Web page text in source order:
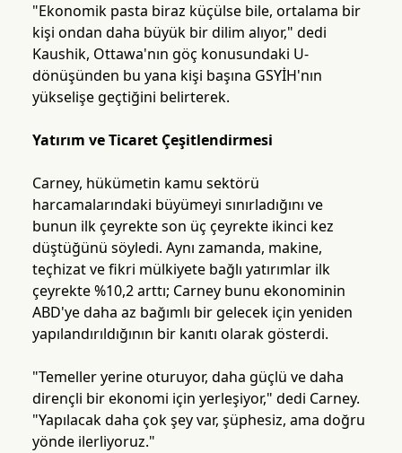
"Ekonomik pasta biraz küçülse bile, ortalama bir
kişi ondan daha büyük bir dilim alıyor," dedi
Kaushik, Ottawa'nın göç konusundaki U-
dönüşünden bu yana kişi başına GSYİH'nın
yükselişe geçtiğini belirterek.
Yatırım ve Ticaret Çeşitlendirmesi
Carney, hükümetin kamu sektörü
harcamalarındaki büyümeyi sınırladığını ve
bunun ilk çeyrekte son üç çeyrekte ikinci kez
düştüğünü söyledi. Aynı zamanda, makine,
teçhizat ve fikri mülkiyete bağlı yatırımlar ilk
çeyrekte %10,2 arttı; Carney bunu ekonominin
ABD'ye daha az bağımlı bir gelecek için yeniden
yapılandırıldığının bir kanıtı olarak gösterdi.
"Temeller yerine oturuyor, daha güçlü ve daha
dirençli bir ekonomi için yerleşiyor," dedi Carney.
"Yapılacak daha çok şey var, şüphesiz, ama doğru
yönde ilerliyoruz."